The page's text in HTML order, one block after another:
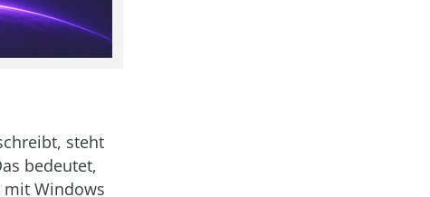
steht
bedeutet,
mit Windows